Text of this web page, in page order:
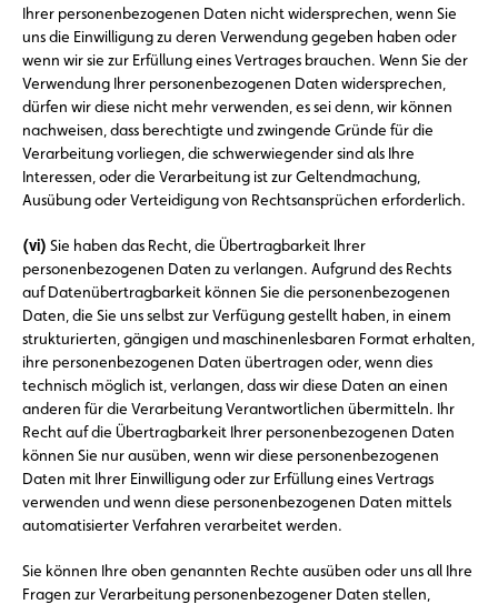
Ihrer personenbezogenen Daten nicht widersprechen, wenn Sie
uns die Einwilligung zu deren Verwendung gegeben haben oder
wenn wir sie zur Erfüllung eines Vertrages brauchen. Wenn Sie der
Verwendung Ihrer personenbezogenen Daten widersprechen,
dürfen wir diese nicht mehr verwenden, es sei denn, wir können
nachweisen, dass berechtigte und zwingende Gründe für die
Verarbeitung vorliegen, die schwerwiegender sind als Ihre
Interessen, oder die Verarbeitung ist zur Geltendmachung,
Ausübung oder Verteidigung von Rechtsansprüchen erforderlich.
(vi) Sie haben das Recht, die Übertragbarkeit Ihrer
personenbezogenen Daten zu verlangen. Aufgrund des Rechts
auf Datenübertragbarkeit können Sie die personenbezogenen
Daten, die Sie uns selbst zur Verfügung gestellt haben, in einem
strukturierten, gängigen und maschinenlesbaren Format erhalten,
ihre personenbezogenen Daten übertragen oder, wenn dies
technisch möglich ist, verlangen, dass wir diese Daten an einen
anderen für die Verarbeitung Verantwortlichen übermitteln. Ihr
Recht auf die Übertragbarkeit Ihrer personenbezogenen Daten
können Sie nur ausüben, wenn wir diese personenbezogenen
Daten mit Ihrer Einwilligung oder zur Erfüllung eines Vertrags
verwenden und wenn diese personenbezogenen Daten mittels
automatisierter Verfahren verarbeitet werden.
Sie können Ihre oben genannten Rechte ausüben oder uns all Ihre
Fragen zur Verarbeitung personenbezogener Daten stellen,